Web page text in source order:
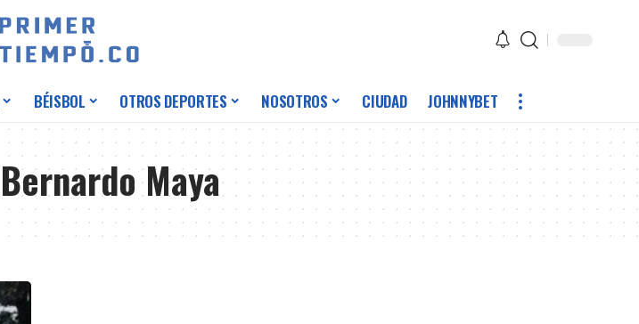
BÉISBOL OTROS DEPORTES NOSOTROS CIUDAD JOHNNYBET
Bernardo Maya